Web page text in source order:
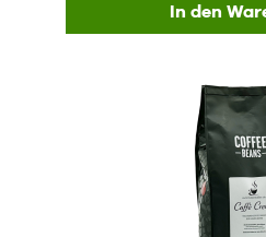
In den